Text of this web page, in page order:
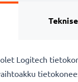
Logitech